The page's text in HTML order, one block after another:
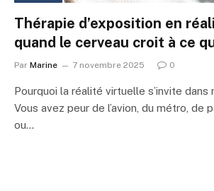
Thérapie d’exposition en
quand le cerveau croit à ce
Par Marine 7 novembre 2025 0
Pourquoi la réalité virtuelle s’invite dans
Vous avez peur de l’avion, du métro, de
ou…